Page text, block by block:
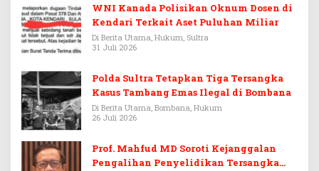
WNI Kanada Polisikan Oknum Dosen di
Kendari Terkait Aset Puluhan Miliar
Di Berita Utama, Hukum, Sultra
31 Juli 2026
Polda Sultra Tetapkan Tiga Tersangka
Kasus Tambang Emas Ilegal di Bombana
Di Berita Utama, Bombana, Hukum
26 Juli 2026
Prof. Mahfud MD Soroti Kejanggalan
Pengalihan Penyelidikan Tersangka